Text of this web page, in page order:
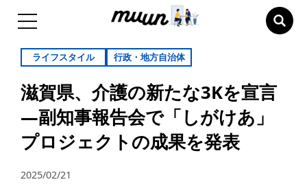
ライフスタイル 行政・地方自治体
滋賀県、介護の新たな3Kを宣言
—副知事報告会で「しがけあ」
プロジェクトの成果を発表
2025/02/21